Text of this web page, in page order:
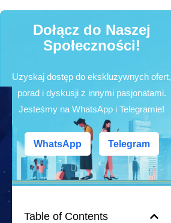
Dołącz do Naszej
Społeczności!
Uzyskaj dostęp do ekskluzywnych ofert,
porad i dyskusji z innymi pasjonatami.
Jesteśmy na WhatsApp i Telegramie!
WhatsApp Telegram
Table of Contents